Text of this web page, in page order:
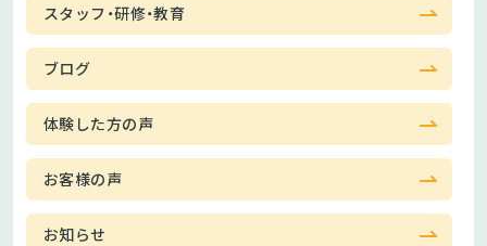
スタッフ・研修・教育
ブログ
体験した方の声
お客様の声
お知らせ